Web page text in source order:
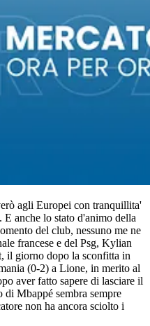
agli Europei con tranquillita'
E anche lo stato d'animo della
del club, nessuno me ne
francese e del Psg, Kylian
il giorno dopo la sconfitta in
(0-2) a Lione, in merito al
aver fatto sapere di lasciare il
Mbappé sembra sempre
non ha ancora sciolto i